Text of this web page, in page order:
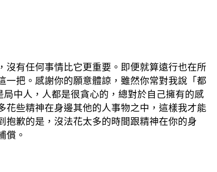
沒有任何事情比它更重要。即便就算遠行也在所
一把。感謝你的願意體諒，雖然你常對我說「都
中人，人都是很貪心的，總對於自己擁有的感
花些精神在身邊其他的人事物之中，這樣我才能
抱歉的是，沒法花太多的時間跟精神在你的身
償。